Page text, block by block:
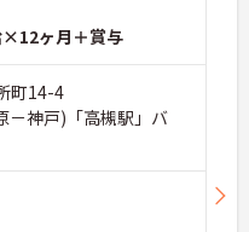
ヶ月＋賞与
町14-4
－神戸)「高槻駅」バ